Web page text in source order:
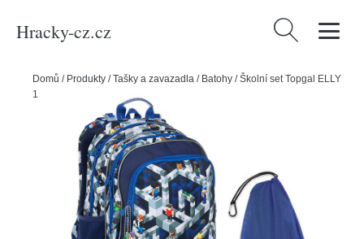
Hracky-cz.cz Vyhledávání
Domů / Produkty /Tašky a zavazadla / Batohy /Školní set Topgal ELLY
19014 B - batoh + penál + pytlík na přezůvky